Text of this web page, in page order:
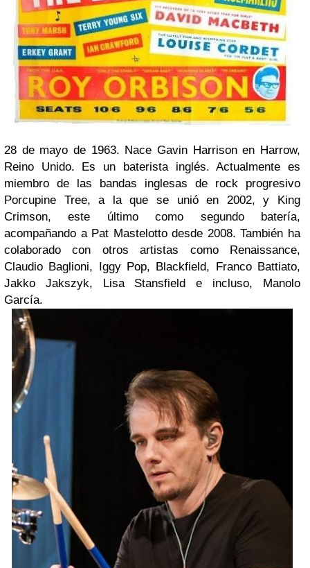
28 de mayo de 1963. Nace Gavin Harrison en Harrow,
Reino Unido. Es un baterista inglés. Actualmente es
miembro de las bandas inglesas de rock progresivo
Porcupine Tree, a la que se unió en 2002, y King
Crimson, este último como segundo batería,
acompañando a Pat Mastelotto desde 2008. También ha
colaborado con otros artistas como Renaissance,
Claudio Baglioni, Iggy Pop, Blackfield, Franco Battiato,
Jakko Jakszyk, Lisa Stansfield e incluso, Manolo
García.